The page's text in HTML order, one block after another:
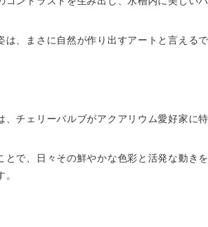
は、まさに自然が作り出すアートと言えるで
、チェリーバルブがアクアリウム愛好家に
とで、日々その鮮やかな色彩と活発な動き